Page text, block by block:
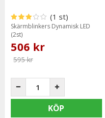
(1 st)
Skärmblinkers Dynamisk LED
(2st)
506 kr
595 kr
KÖP